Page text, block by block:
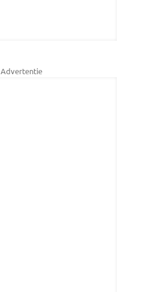
Advertentie